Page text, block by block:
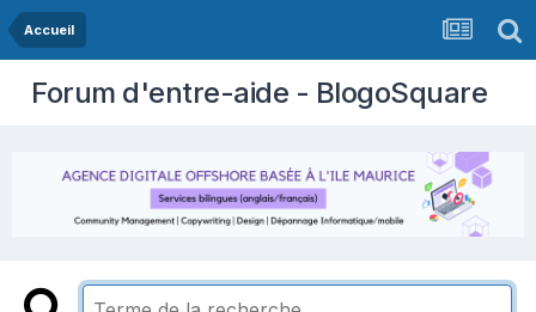
Accueil
Forum d'entre-aide - BlogoSquare